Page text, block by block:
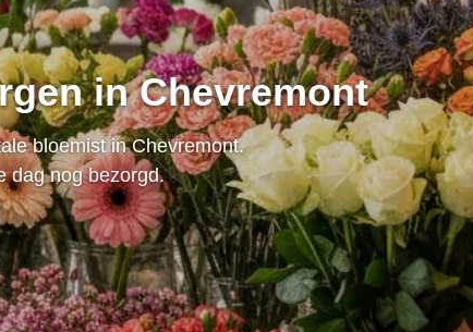
in Chevremont
bloemist in Chevremont.
dag nog bezorgd.